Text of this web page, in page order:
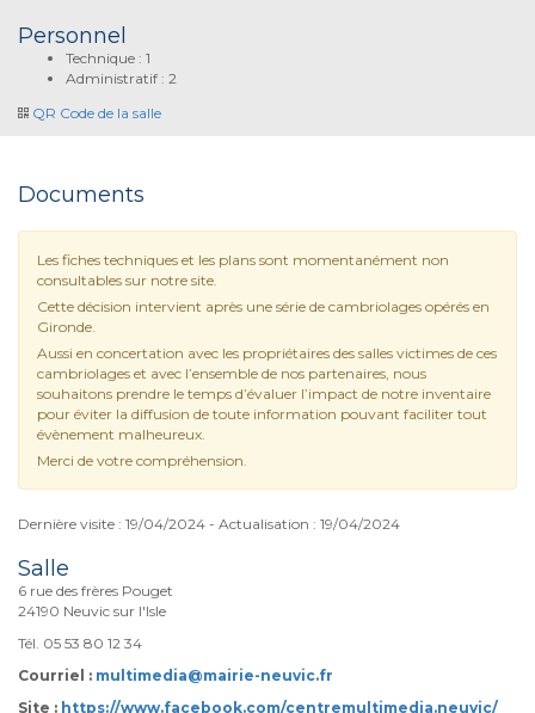
Personnel
Technique : 1
Administratif : 2
QR Code de la salle
Documents
Les fiches techniques et les plans sont momentanément non
consultables sur notre site.
Cette décision intervient après une série de cambriolages opérés en
Gironde.
Aussi en concertation avec les propriétaires des salles victimes de ces
cambriolages et avec l’ensemble de nos partenaires, nous
souhaitons prendre le temps d’évaluer l’impact de notre inventaire
pour éviter la diffusion de toute information pouvant faciliter tout
évènement malheureux.
Merci de votre compréhension.
Dernière visite : 19/04/2024 - Actualisation : 19/04/2024
Salle
6 rue des frères Pouget
24190 Neuvic sur l'Isle
Tél. 05 53 80 12 34
Courriel : multimedia@mairie-neuvic.fr
Site : https://www.facebook.com/centremultimedia.neuvic/